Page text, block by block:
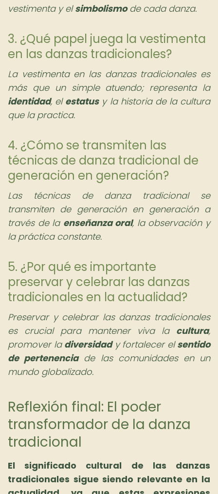
vestimenta y elsimbolismode cada danza.
3. ¿Qué papel juega la vestimenta
en las danzas tradicionales?
La vestimenta en las danzas tradicionales es
más que un simple atuendo; representa la
identidad, el estatusy la historia de la cultura
que la practica.
4. ¿Cómo se transmiten las
técnicas de danza tradicional de
generación en generación?
Las técnicas de danza tradicional se
transmiten de generación en generación a
través de la enseñanza oral, la observación y
la práctica constante.
5. ¿Por qué es importante
preservar y celebrar las danzas
tradicionales en la actualidad?
Preservar y celebrar las danzas tradicionales
es crucial para mantener viva la cultura,
promover la diversidady fortalecer elsentido
de pertenenciade las comunidades en un
mundo globalizado.
Reflexión final: El poder
transformador de la danza
tradicional
El significado cultural de las danzas
tradicionales sigue siendo relevante en la